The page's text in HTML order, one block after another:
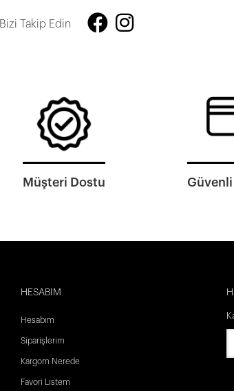
Bizi Takip Edin
Müşteri Dostu Güvenli
HESABIM
Hesabım
Siparişlerim
Kargom Nerede
Favori Listem